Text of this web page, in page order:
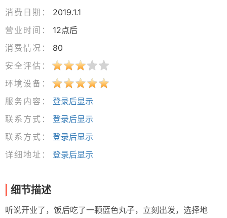
消费日期：
2019.1.1
营业时间：
12点后
消费情况：
80
安全评估：
环境设备：
服务内容：
登录后显示
联系方式：
登录后显示
联系方式：
登录后显示
详细地址：
登录后显示
细节描述
听说开业了，饭后吃了一颗蓝色丸子，立刻出发，选择地